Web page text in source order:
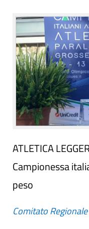
ATLETICA
Campionessa
peso
Comitato